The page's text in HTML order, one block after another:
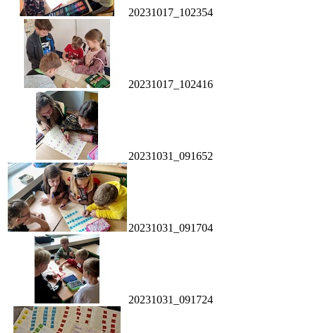
20231017_102354
20231017_102416
20231031_091652
20231031_091704
20231031_091724